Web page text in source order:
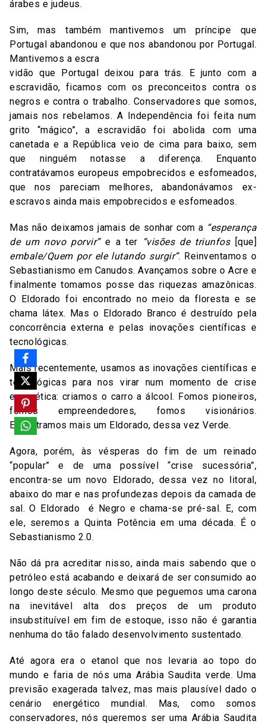
árabes e judeus.
Sim, mas também mantivemos um príncipe que
Portugal abandonou e que nos abandonou por Portugal.
Mantivemos a escra
vidão que Portugal deixou para trás. E junto com a
escravidão, ficamos com os preconceitos contra os
negros e contra o trabalho. Conservadores que somos,
jamais nos rebelamos. A Independência foi feita num
grito “mágico”, a escravidão foi abolida com uma
canetada e a República veio de cima para baixo, sem
que ninguém notasse a diferença. Enquanto
contratávamos europeus empobrecidos e esfomeados,
que nos pareciam melhores, abandonávamos ex-
escravos ainda mais empobrecidos e esfomeados.
Mas não deixamos jamais de sonhar com a “esperança
de um novo porvir”e a ter “visões de triunfos[que]
embale/Quem por ele lutando surgir”. Reinventamos o
Sebastianismo em Canudos. Avançamos sobre o Acre e
finalmente tomamos posse das riquezas amazônicas.
O Eldorado foi encontrado no meio da floresta e se
chama látex. Mas o Eldorado Branco é destruído pela
concorrência externa e pelas inovações científicas e
tecnológicas.
Mais recentemente, usamos as inovações científicas e
tecnológicas para nos virar num momento de crise
energética: criamos o carro a álcool. Fomos pioneiros,
fomos empreendedores, fomos visionários.
Encontramos mais um Eldorado, dessa vez Verde.
Agora, porém, às vésperas do fim de um reinado
“popular” e de uma possível “crise sucessória”,
encontra-se um novo Eldorado, dessa vez no litoral,
abaixo do mar e nas profundezas depois da camada de
sal. O Eldorado é Negro e chama-se pré-sal. E, com
ele, seremos a Quinta Potência em uma década. É o
Sebastianismo 2.0.
Não dá pra acreditar nisso, ainda mais sabendo que o
petróleo está acabando e deixará de ser consumido ao
longo deste século. Mesmo que peguemos uma carona
na inevitável alta dos preços de um produto
insubstituível em fim de estoque, isso não é garantia
nenhuma do tão falado desenvolvimento sustentado.
Até agora era o etanol que nos levaria ao topo do
mundo e faria de nós uma Arábia Saudita verde. Uma
previsão exagerada talvez, mas mais plausível dado o
cenário energético mundial. Mas, como somos
conservadores, nós queremos ser uma Arábia Saudita